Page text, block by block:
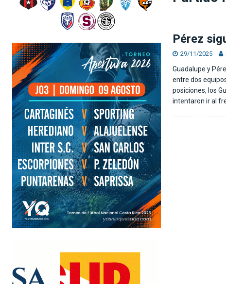
[ 07/08/2026 ] El Real Madrid cede a Mastantuono
Pérez
29/11/2025
Guadalupe y
entre dos
posiciones, los
intentaron ir al